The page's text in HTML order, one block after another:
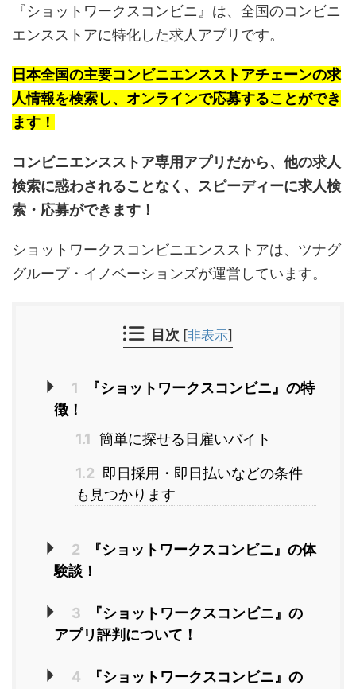
『ショットワークスコンビニ』は、全国のコンビニ
エンスストアに特化した求人アプリです。
日本全国の主要コンビニエンスストアチェーンの求
人情報を検索し、オンラインで応募することができ
ます！
コンビニエンスストア専用アプリだから、他の求人
検索に惑わされることなく、スピーディーに求人検
索・応募ができます！
ショットワークスコンビニエンスストアは、ツナグ
グループ・イノベーションズが運営しています。
目次 [非表示]
1
『ショットワークスコンビニ』の特
徴！
1.1 簡単に探せる日雇いバイト
1.2 即日採用・即日払いなどの条件
も見つかります
2
『ショットワークスコンビニ』の体
験談！
3
『ショットワークスコンビニ』の
アプリ評判について！
4
『ショットワークスコンビニ』の